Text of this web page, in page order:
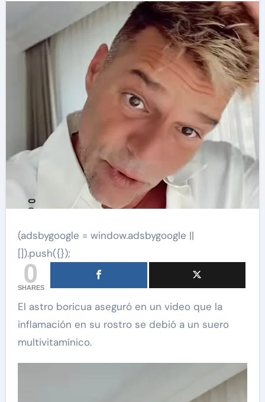
(adsbygoogle = window.adsbygoogle ||
[]).push({});
0
SHARES
El astro boricua aseguró en un video que la
inflamación en su rostro se debió a un suero
multivitamínico.